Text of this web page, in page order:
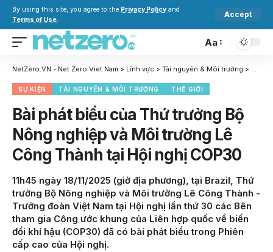
By using this site, you agree to the Privacy Policy and
Terms of Use.
Accept
Aa
NetZero.VN - Net Zero Viet Nam > Lĩnh vực > Tài nguyên & Môi trường > Bài
SỰ KIỆN TÀI NGUYÊN & MÔI TRƯỜNG THẾ GIỚI
Bài phát biểu của Thứ trưởng Bộ
Nông nghiệp và Môi trường Lê
Công Thành tại Hội nghị COP30
11h45 ngày 18/11/2025 (giờ địa phương), tại Brazil, Thứ
trưởng Bộ Nông nghiệp và Môi trường Lê Công Thành -
Trưởng đoàn Việt Nam tại Hội nghị lần thứ 30 các Bên
tham gia Công ước khung của Liên hợp quốc về biến
đổi khí hậu (COP30) đã có bài phát biểu trong Phiên
cấp cao của Hội nghị.